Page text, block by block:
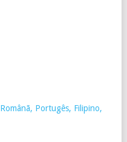
Românã, Portugês, Filipino,